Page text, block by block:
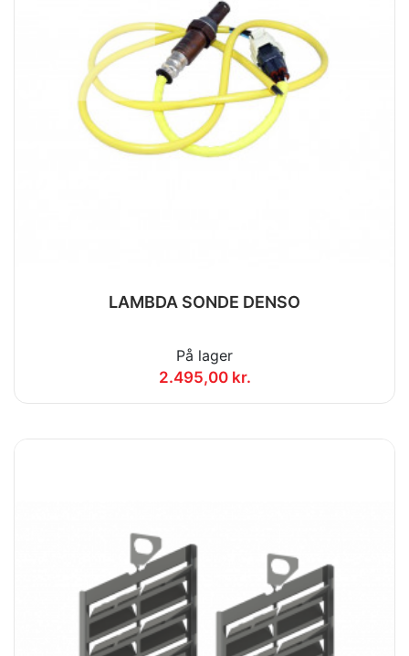
LAMBDA SONDE DENSO
På lager
2.495,00 kr.